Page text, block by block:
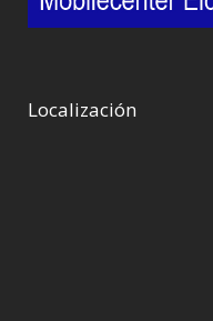
Localización